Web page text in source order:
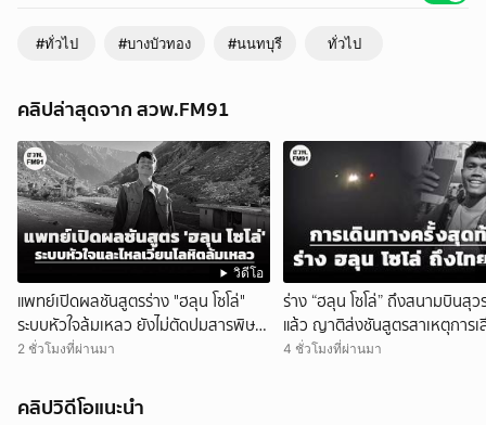
#ทั่วไป #บางบัวทอง #นนทบุรี ทั่วไป
คลิปล่าสุดจาก สวพ.FM91
วิดีโอ
แพทย์เปิดผลชันสูตรร่าง "ฮลุน โซโล่"
ระบบหัวใจล้มเหลว ยังไม่ตัดปมสารพิษ
ทิ้ง
2 ชั่วโมงที่ผ่านมา
ร่าง “ฮลุน โซโล่” ถึงสนามบินสุ
แล้ว ญาติส่งชันสูตรสาเหตุการ
4 ชั่วโมงที่ผ่านมา
คลิปวิดีโอแนะนำ